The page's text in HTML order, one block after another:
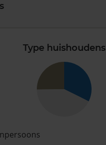
Type huishoudens